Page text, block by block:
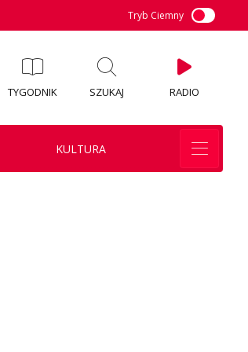
Tryb Ciemny
TYGODNIK SZUKAJ RADIO
KULTURA